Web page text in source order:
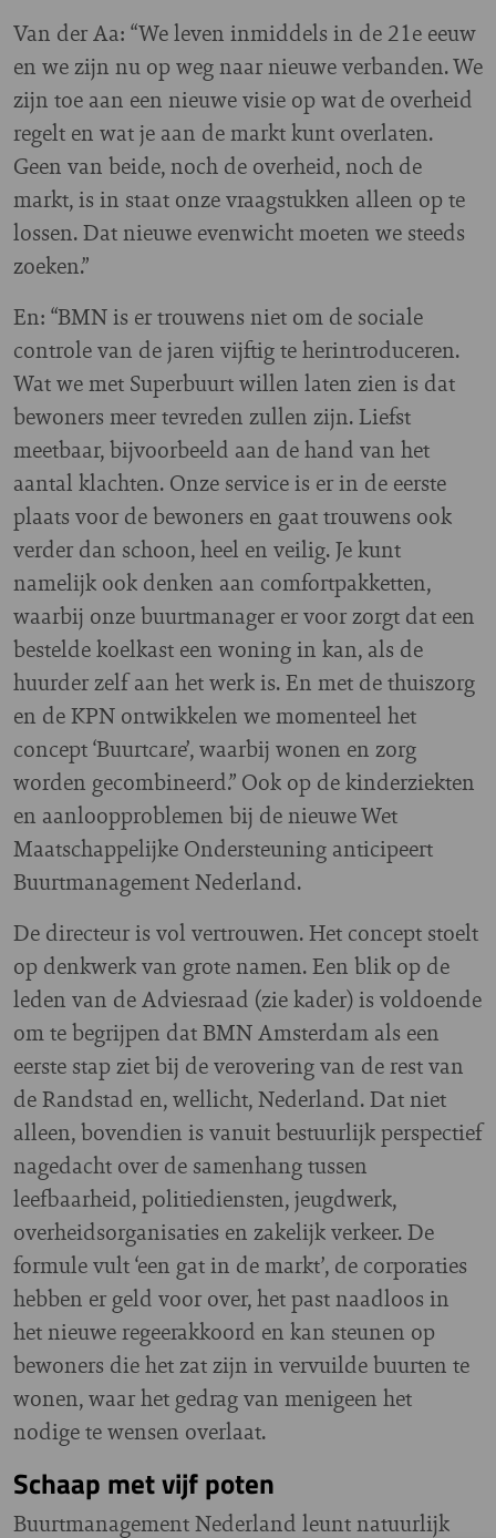
Van der Aa: “We leven inmiddels in de 21e eeuw
en we zijn nu op weg naar nieuwe verbanden. We
zijn toe aan een nieuwe visie op wat de overheid
regelt en wat je aan de markt kunt overlaten.
Geen van beide, noch de overheid, noch de
markt, is in staat onze vraagstukken alleen op te
lossen. Dat nieuwe evenwicht moeten we steeds
zoeken.”
En: “BMN is er trouwens niet om de sociale
controle van de jaren vijftig te herintroduceren.
Wat we met Superbuurt willen laten zien is dat
bewoners meer tevreden zullen zijn. Liefst
meetbaar, bijvoorbeeld aan de hand van het
aantal klachten. Onze service is er in de eerste
plaats voor de bewoners en gaat trouwens ook
verder dan schoon, heel en veilig. Je kunt
namelijk ook denken aan comfortpakketten,
waarbij onze buurtmanager er voor zorgt dat een
bestelde koelkast een woning in kan, als de
huurder zelf aan het werk is. En met de thuiszorg
en de KPN ontwikkelen we momenteel het
concept ‘Buurtcare’, waarbij wonen en zorg
worden gecombineerd.” Ook op de kinderziekten
en aanloopproblemen bij de nieuwe Wet
Maatschappelijke Ondersteuning anticipeert
Buurtmanagement Nederland.
De directeur is vol vertrouwen. Het concept stoelt
op denkwerk van grote namen. Een blik op de
leden van de Adviesraad (zie kader) is voldoende
om te begrijpen dat BMN Amsterdam als een
eerste stap ziet bij de verovering van de rest van
de Randstad en, wellicht, Nederland. Dat niet
alleen, bovendien is vanuit bestuurlijk perspectief
nagedacht over de samenhang tussen
leefbaarheid, politiediensten, jeugdwerk,
overheidsorganisaties en zakelijk verkeer. De
formule vult ‘een gat in de markt’, de corporaties
hebben er geld voor over, het past naadloos in
het nieuwe regeerakkoord en kan steunen op
bewoners die het zat zijn in vervuilde buurten te
wonen, waar het gedrag van menigeen het
nodige te wensen overlaat.
Schaap met vijf poten
Buurtmanagement Nederland leunt natuurlijk